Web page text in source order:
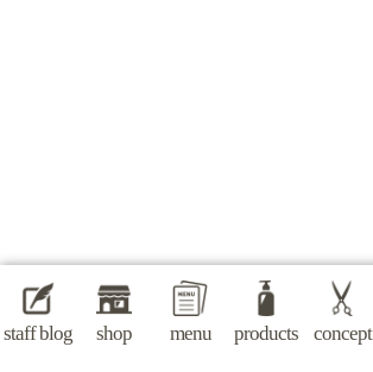
staff blog shop menu products concept